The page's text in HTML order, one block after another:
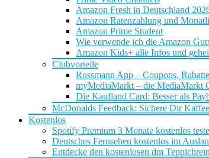
Amazon Fresh in Deutschland
Amazon Ratenzahlung und
Amazon Prime Student
Wie verwende ich die Amazon
Amazon Kids+ alle Infos und
Clubvorteile
Rossmann App – Coupons,
myMediaMarkt – die MediaMarkt
Die Kaufland Card: Besser als
McDonalds Feedback: Sichere Dir
Kostenlos
Spotify Premium 3 Monate kostenlos
Deutsches Fernsehen kostenlos im
Entdecke den kostenlosen dm